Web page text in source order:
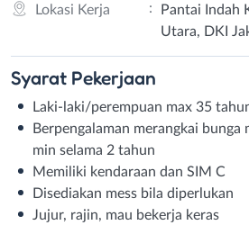
Lokasi Kerja
:
Pantai Indah
Utara, DKI
Syarat Pekerjaan
Laki-laki/perempuan max 35
Berpengalaman merangkai
min selama 2 tahun
Memiliki kendaraan dan SIM C
Disediakan mess bila diperlukan
Jujur, rajin, mau bekerja keras